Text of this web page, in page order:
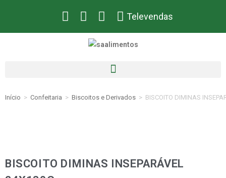
Televendas
Início > Confeitaria > Biscoitos e Derivados > BISCOITO DIMINAS
BISCOITO DIMINAS INSEPARÁVEL